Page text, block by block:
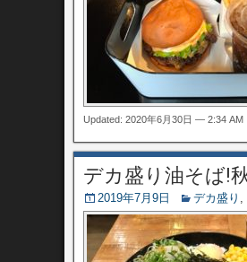
Updated: 2020年6月30日 — 2:34 AM
デカ盛り油そば!
2019年7月9日 デカ盛り ,